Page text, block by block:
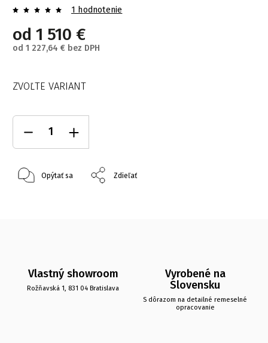
1 hodnotenie
od 1 510 €
od 1 227,64 € bez DPH
ZVOĽTE VARIANT
Opýtať sa Zdieľať
Vlastný showroom
Rožňavská 1, 831 04 Bratislava
Vyrobené na
Slovensku
S dôrazom na detailné remeselné
opracovanie